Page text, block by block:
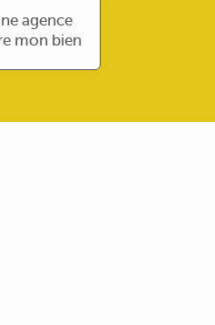
agence
mon bien